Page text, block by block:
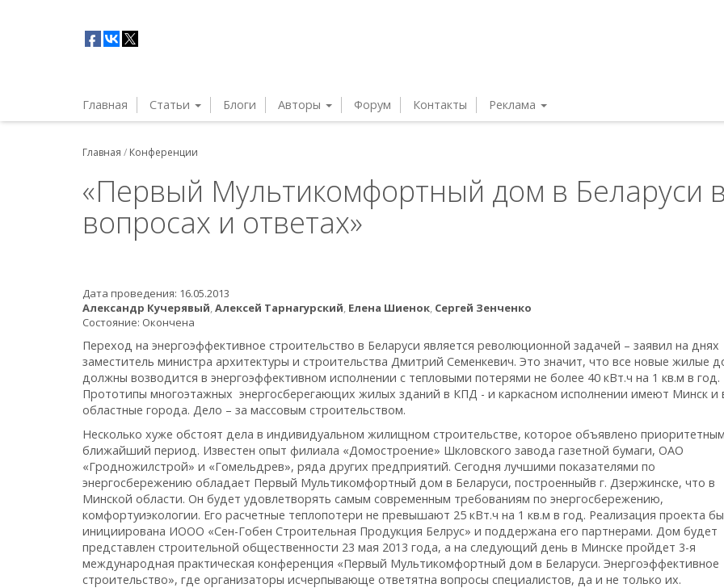
Главная Статьи Блоги Авторы Форум Контакты Реклама
Главная / Конференции
«Первый Мультикомфортный дом в Беларуси
вопросах и ответах»
Дата проведения: 16.05.2013
Александр Кучерявый,Алексей Тарнагурский, Елена Шиенок, Сергей Зенченко
Состояние: Окончена
Переход на энергоэффективное строительство в Беларуси является революционной задачей – заявил на днях
заместитель министра архитектуры и строительства Дмитрий Семенкевич. Это значит, что все новые жилые
должны возводится в энергоэффективном исполнении с тепловыми потерями не более 40 кВт.ч на 1 кв.м в год.
Прототипы многоэтажных энергосберегающих жилых зданий в КПД - и каркасном исполнении имеют Минск и
областные города. Дело – за массовым строительством.
Несколько хуже обстоят дела в индивидуальном жилищном строительстве, которое объявлено
ближайший период. Известен опыт филиала «Домостроение» Шкловского завода газетной бумаги, ОАО
«Гродножилстрой» и «Гомельдрев», ряда других предприятий. Сегодня лучшими показателями по
энергосбережению обладает Первый Мультикомфортный дом в Беларуси, построенныйв г. Дзержинске, что в
Минской области. Он будет удовлетворять самым современным требованиям по энергосбережению,
комфортуиэкологии. Его расчетные теплопотери не превышают 25 кВт.ч на 1 кв.м в год. Реализация проекта
инициирована ИООО «Сен-Гобен Строительная Продукция Белрус» и поддержана его партнерами. Дом будет
представлен строительной общественности 23 мая 2013 года, а на следующий день в Минске пройдет 3-я
международная практическая конференция «Первый Мультикомфортный дом в Беларуси. Энергоэффективное
строительство», где организаторы исчерпывающе ответятна вопросы специалистов, да и не только их.